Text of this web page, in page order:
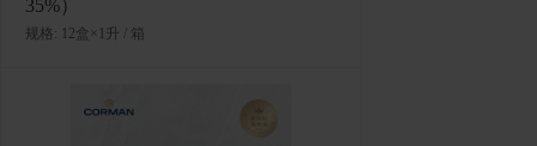
多焙乐矛形黑白混合巧克力
35%）
规格: 12盒×1升 / 箱